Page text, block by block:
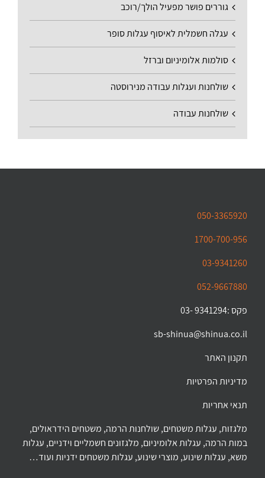
גוררים פושר מפעיל הולך/רוכב
עגלה חשמלית לאיסוף עגלות סופר
סולמות אלומיניום וברזל
שולחנות ועגלות עבודה מנירוסטה
שולחנות עבודה
050-3365920
1700-700-956
03-9341260
052-9667880
פקס :9341294 -03
sb-shinua@shinua.co.il
תקנון האתר
מדיניות הפרטיות
תנאי אחריות
מלגזות, עגלות משטחים, שולחנות הרמה, משטחים הידראולים,
במות הרמה, עגלות אלומיניום, מלגזונים חשמליים וידניים, עגלות
משא, עגלות שינוע, מוצרי שינוע, עגלות משטחים ידניות ועוד…